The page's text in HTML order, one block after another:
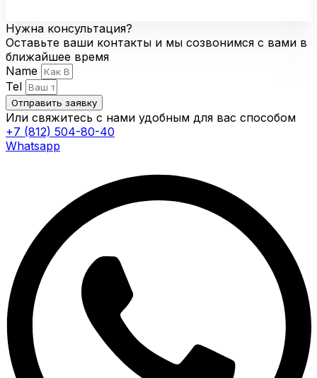
Нужна консультация?
Оставьте ваши контакты и мы созвонимся с вами в
ближайшее время
Name
Tel
Отправить заявку
Или свяжитесь с нами удобным для вас способом
+7 (812) 504-80-40
Whatsapp